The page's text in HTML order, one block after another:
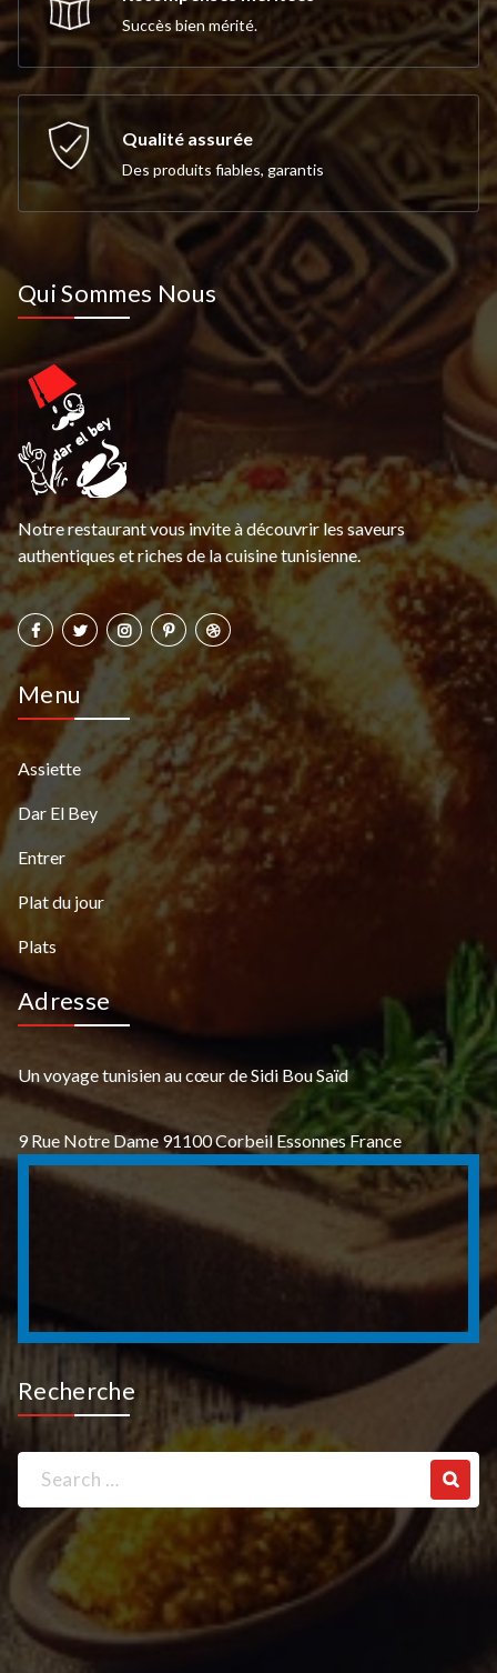
Succès bien mérité.
Qualité assurée
Des produits fiables, garantis
Qui Sommes Nous
Notre restaurant vous invite à découvrir les saveurs
authentiques et riches de la cuisine tunisienne.
Menu
Assiette
Dar El Bey
Entrer
Plat du jour
Plats
Adresse
Un voyage tunisien au cœur de Sidi Bou Saïd
9 Rue Notre Dame 91100 Corbeil Essonnes France
Recherche
Search
for: